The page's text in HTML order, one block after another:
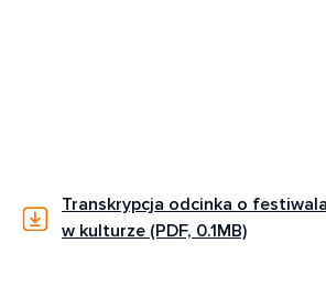
Transkrypcja odcinka o
w kulturze (PDF, 0.1MB)